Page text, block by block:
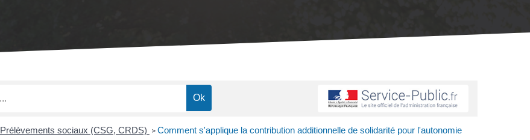
Prélèvements sociaux (CSG, CRDS) > Comment s'applique la contribution additionnelle de solidarité pour l'autonomie